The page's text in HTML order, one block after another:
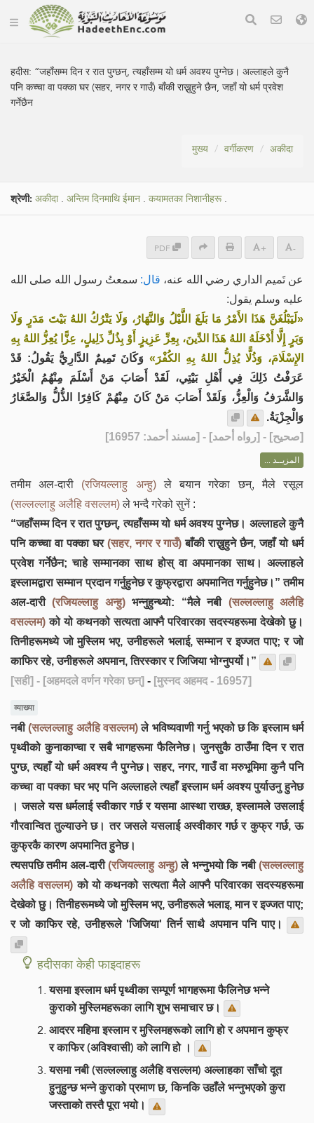
हदीस: “जहाँसम्म दिन र रात पुग्छन्, त्यहाँसम्म यो धर्म अवश्य पुग्नेछ। अल्लाहले कुनै
पनि कच्चा वा पक्का घर (सहर, नगर र गाउँ) बाँकी राख्नुहुने छैन, जहाँ यो धर्म प्रवेश
गर्नेछैन
मुख्य वर्गीकरण अकीदा
श्रेणी: अकीदा. अन्तिम दिनमाथि ईमान . कयामतका निशानीहरू.
PDF + -
عن تَميم الداري رضي الله عنه، قال: سمعتُ رسول الله صلى الله
عليه وسلم يقول:
«‌لَيَبْلُغَنَّ ‌هَذَا الأَمْرُ مَا بَلَغَ اللَّيْلُ وَالنَّهَارُ، وَلَا يَتْرُكُ اللهُ بَيْتَ مَدَرٍ وَلَا
وَبَرٍ إِلَّا أَدْخَلَهُ اللهُ هَذَا الدِّينَ، بِعِزِّ عَزِيزٍ أَوْ بِذُلِّ ذَلِيلٍ، عِزًّا يُعِزُّ اللهُ بِهِ
الإِسْلَامَ، وَذُلًّا يُذِلُّ اللهُ بِهِ الكُفْرَ» وَكَانَ تَمِيمٌ الدَّارِيُّ يَقُولُ: قَدْ
عَرَفْتُ ذَلِكَ فِي أَهْلِ بَيْتِي، لَقَدْ أَصَابَ مَنْ أَسْلَمَ مِنْهُمُ الْخَيْرُ
وَالشَّرَفُ وَالْعِزُّ، وَلَقَدْ أَصَابَ مَنْ كَانَ مِنْهُمْ كَافِرًا الذُّلُّ وَالصَّغَارُ
وَالْجِزْيَةُ.
[صحيح] - [رواه أحمد] - [مسند أحمد: 16957]
المزيــد ...
तमीम अल-दारी (रजियल्लाहु अन्हु)ले बयान गरेका छन्, मैले रसूल
(सल्लल्लाहु अलैहि वसल्लम)ले भन्दै गरेको सुनें :
“जहाँसम्म दिन र रात पुग्छन्, त्यहाँसम्म यो धर्म अवश्य पुग्नेछ। अल्लाहले कुनै
पनि कच्चा वा पक्का घर (सहर, नगर र गाउँ) बाँकी राख्नुहुने छैन, जहाँ यो धर्म
प्रवेश गर्नेछैन; चाहे सम्मानका साथ होस् वा अपमानका साथ। अल्लाहले
इस्लामद्वारा सम्मान प्रदान गर्नुहुनेछ र कुफ्रद्वारा अपमानित गर्नुहुनेछ।” तमीम
अल-दारी(रजियल्लाहु अन्हु)भन्नुहुन्थ्यो: “मैले नबी (सल्लल्लाहु अलैहि
वसल्लम) को यो कथनको सत्यता आफ्नै परिवारका सदस्यहरूमा देखेको छु।
तिनीहरूमध्ये जो मुस्लिम भए, उनीहरूले भलाई, सम्मान र इज्जत पाए; र जो
काफिर रहे, उनीहरूले अपमान, तिरस्कार र जिजिया भोग्नुपर्यो।”
[सही] - [अहमदले वर्णन गरेका छन्] - [मुस्नद अहमद - 16957]
व्याख्या
नबी(सल्लल्लाहु अलैहि वसल्लम)ले भविष्यवाणी गर्नु भएको छ कि इस्लाम धर्म
पृथ्वीको कुनाकाप्चा र सबै भागहरूमा फैलिनेछ। जुनसुकै ठाउँमा दिन र रात
पुग्छ, त्यहाँ यो धर्म अवश्य नै पुग्नेछ। सहर, नगर, गाउँ वा मरुभूमिमा कुनै पनि
कच्चा वा पक्का घर भए पनि अल्लाहले त्यहाँ इस्लाम धर्म अवश्य पुर्याउनु हुनेछ
। जसले यस धर्मलाई स्वीकार गर्छ र यसमा आस्था राख्छ, इस्लामले उसलाई
गौरवान्वित तुल्याउने छ। तर जसले यसलाई अस्वीकार गर्छ र कुफ्र गर्छ, ऊ
कुफ्रकै कारण अपमानित हुनेछ।
त्यसपछि तमीम अल-दारी(रजियल्लाहु अन्हु)ले भन्नुभयो कि नबी(सल्लल्लाहु
अलैहि वसल्लम) को यो कथनको सत्यता मैले आफ्नै परिवारका सदस्यहरूमा
देखेको छु। तिनीहरूमध्ये जो मुस्लिम भए, उनीहरूले भलाइ, मान र इज्जत पाए;
र जो काफिर रहे, उनीहरूले 'जिजिया' तिर्न साथै अपमान पनि पाए।
हदीसका केही फाइदाहरू
यसमा इस्लाम धर्म पृथ्वीका सम्पूर्ण भागहरूमा फैलिनेछ भन्ने
कुराको मुस्लिमहरूका लागि शुभ समाचार छ।
आदरर महिमा इस्लाम र मुस्लिमहरूको लागि हो र अपमान कुफ्र
र काफिर (अविश्वासी) को लागि हो ।
यसमा नबी (सल्लल्लाहु अलैहि वसल्लम) अल्लाहका साँचो दूत
हुनुहुन्छ भन्ने कुराको प्रमाण छ, किनकि उहाँले भन्नुभएको कुरा
जस्ताको तस्तै पूरा भयो।